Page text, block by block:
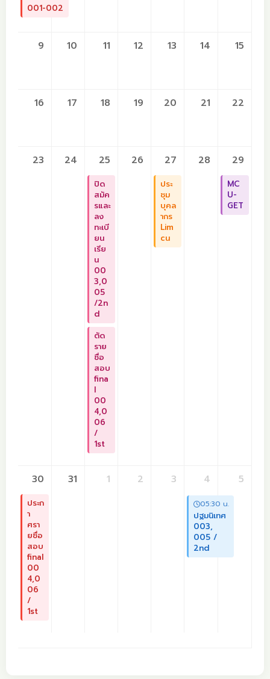
001-002
9 10 11 12 13 14 15
16 17 18 19 20 21 22
23 24 25
ปิด
สมัค
รและ
ลง
ทะเบี
ยน
เรีย
น
00
3,0
05
/2n
d
ตัด
ราย
ชื่อ
สอบ
fina
l
00
4,0
06
/
1st
26 27
ประ
ชุม
บุคล
ากร
Lim
cu
28 29
MC
U-
GET
30
ประก
า
ศรา
ยชื่อ
สอบ
final
00
4,0
06
/
1st
31 1 2 3 4
05:30 น.
ปฐมนิเทศ
003,
005 /
2nd
5